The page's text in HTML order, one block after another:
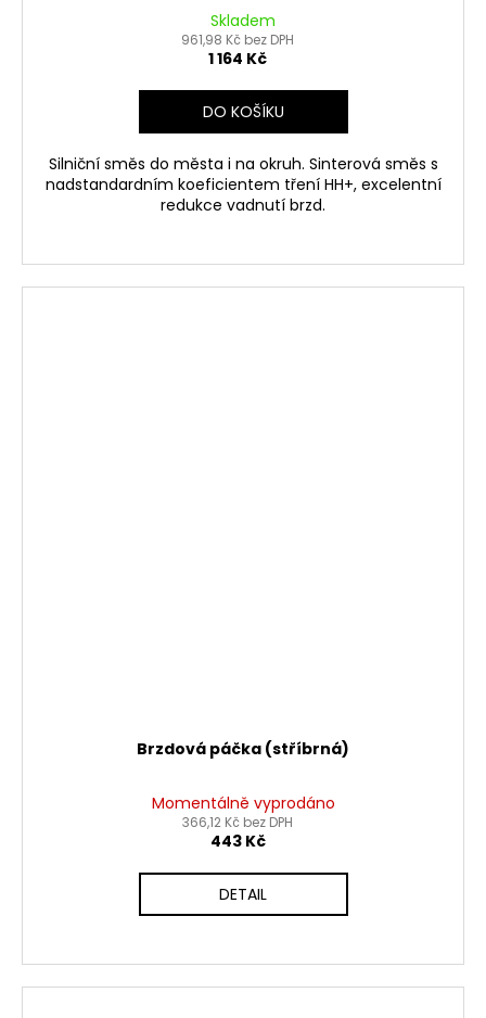
Skladem
961,98 Kč bez DPH
1 164 Kč
DO KOŠÍKU
Silniční směs do města i na okruh. Sinterová směs s
nadstandardním koeficientem tření HH+, excelentní
redukce vadnutí brzd.
Brzdová páčka (stříbrná)
Momentálně vyprodáno
366,12 Kč bez DPH
443 Kč
DETAIL